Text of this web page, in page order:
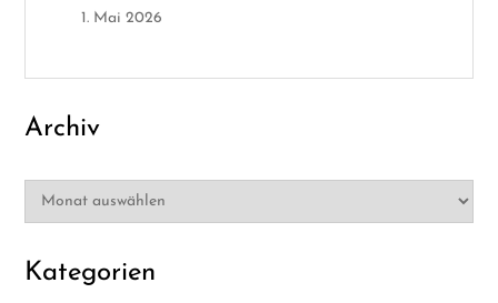
n
1. Mai 2026
Archiv
Archiv
Kategorien